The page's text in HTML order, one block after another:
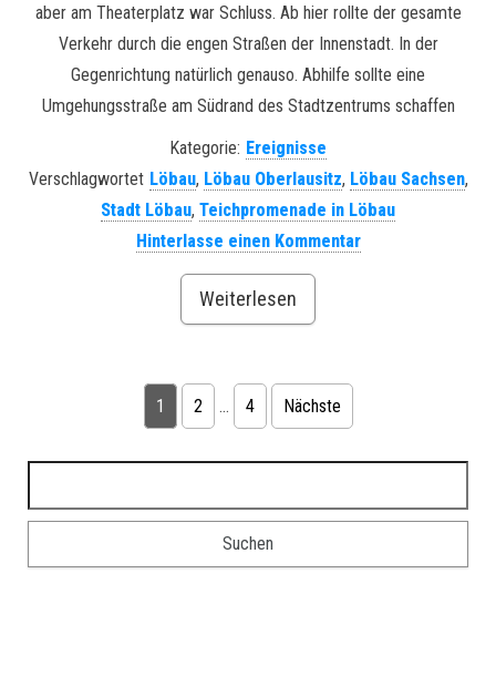
aber am Theaterplatz war Schluss. Ab hier rollte der gesamte
Verkehr durch die engen Straßen der Innenstadt. In der
Gegenrichtung natürlich genauso. Abhilfe sollte eine
Umgehungsstraße am Südrand des Stadtzentrums schaffen
Kategorie: Ereignisse
Verschlagwortet Löbau, Löbau Oberlausitz, Löbau Sachsen,
Stadt Löbau, Teichpromenade in Löbau
Hinterlasse einen Kommentar
Weiterlesen
Seitennummerierung der Beiträge
1 2 … 4 Nächste